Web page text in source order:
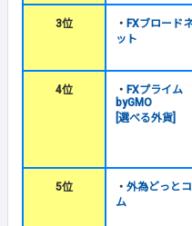
3位 ・ FXブロード
ット
4位 ・ FXプライム
byGMO
[選べる外貨]
5位 ・ 外為どっとコ
ム